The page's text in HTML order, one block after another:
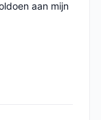
aan mijn